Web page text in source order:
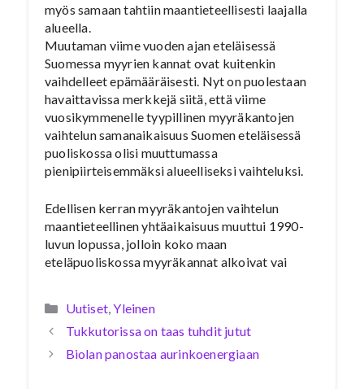
myös samaan tahtiin maantieteellisesti laajalla
alueella.
Muutaman viime vuoden ajan eteläisessä
Suomessa myyrien kannat ovat kuitenkin
vaihdelleet epämääräisesti. Nyt on puolestaan
havaittavissa merkkejä siitä, että viime
vuosikymmenelle tyypillinen myyräkantojen
vaihtelun samanaikaisuus Suomen eteläisessä
puoliskossa olisi muuttumassa
pienipiirteisemmäksi alueelliseksi vaihteluksi.
Edellisen kerran myyräkantojen vaihtelun
maantieteellinen yhtäaikaisuus muuttui 1990-
luvun lopussa, jolloin koko maan
eteläpuoliskossa myyräkannat alkoivat vai
Kategoriat
Uutiset,Yleinen
Tukkutorissa on taas tuhdit jutut
Biolan panostaa aurinkoenergiaan